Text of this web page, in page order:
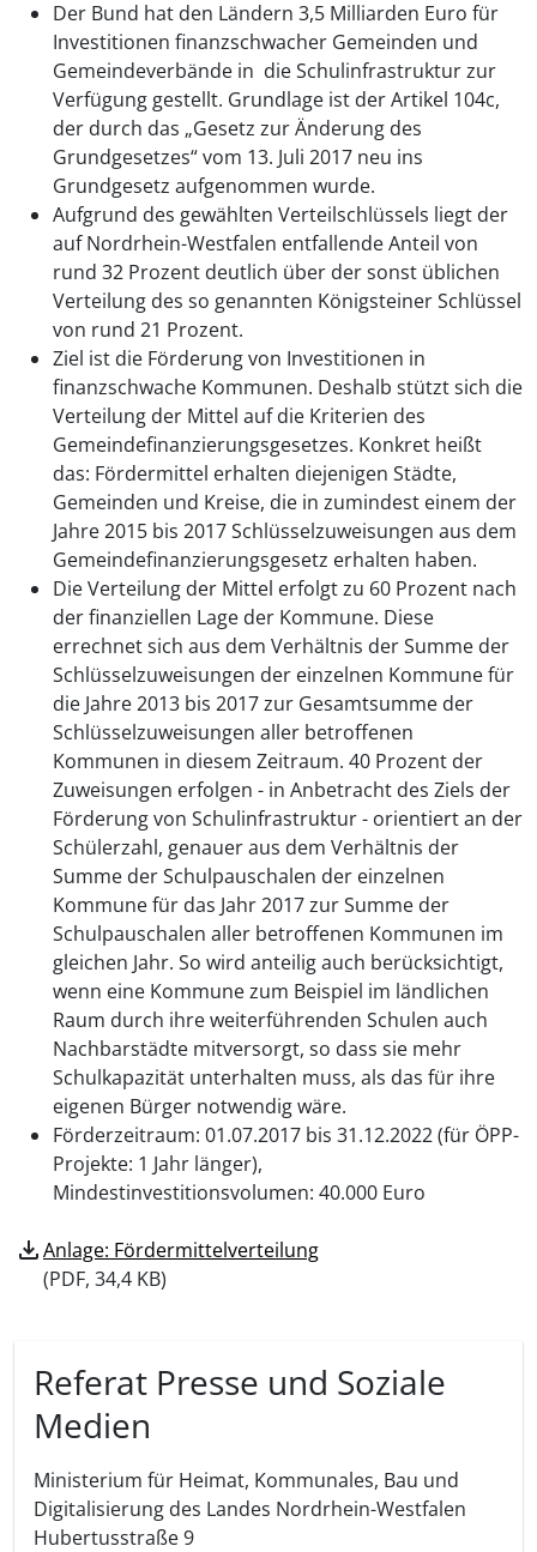
Der Bund hat den Ländern 3,5 Milliarden Euro für
Investitionen finanzschwacher Gemeinden und
Gemeindeverbände in die Schulinfrastruktur zur
Verfügung gestellt. Grundlage ist der Artikel 104c,
der durch das „Gesetz zur Änderung des
Grundgesetzes“ vom 13. Juli 2017 neu ins
Grundgesetz aufgenommen wurde.
Aufgrund des gewählten Verteilschlüssels liegt der
auf Nordrhein-Westfalen entfallende Anteil von
rund 32 Prozent deutlich über der sonst üblichen
Verteilung des so genannten Königsteiner Schlüssel
von rund 21 Prozent.
Ziel ist die Förderung von Investitionen in
finanzschwache Kommunen. Deshalb stützt sich die
Verteilung der Mittel auf die Kriterien des
Gemeindefinanzierungsgesetzes. Konkret heißt
das: Fördermittel erhalten diejenigen Städte,
Gemeinden und Kreise, die in zumindest einem der
Jahre 2015 bis 2017 Schlüsselzuweisungen aus dem
Gemeindefinanzierungsgesetz erhalten haben.
Die Verteilung der Mittel erfolgt zu 60 Prozent nach
der finanziellen Lage der Kommune. Diese
errechnet sich aus dem Verhältnis der Summe der
Schlüsselzuweisungen der einzelnen Kommune für
die Jahre 2013 bis 2017 zur Gesamtsumme der
Schlüsselzuweisungen aller betroffenen
Kommunen in diesem Zeitraum. 40 Prozent der
Zuweisungen erfolgen - in Anbetracht des Ziels der
Förderung von Schulinfrastruktur - orientiert an der
Schülerzahl, genauer aus dem Verhältnis der
Summe der Schulpauschalen der einzelnen
Kommune für das Jahr 2017 zur Summe der
Schulpauschalen aller betroffenen Kommunen im
gleichen Jahr. So wird anteilig auch berücksichtigt,
wenn eine Kommune zum Beispiel im ländlichen
Raum durch ihre weiterführenden Schulen auch
Nachbarstädte mitversorgt, so dass sie mehr
Schulkapazität unterhalten muss, als das für ihre
eigenen Bürger notwendig wäre.
Förderzeitraum: 01.07.2017 bis 31.12.2022 (für ÖPP-
Projekte: 1 Jahr länger),
Mindestinvestitionsvolumen: 40.000 Euro
downloadAnlage: Fördermittelverteilung
(PDF, 34,4 KB)
Referat Presse und Soziale
Medien
Ministerium für Heimat, Kommunales, Bau und
Digitalisierung des Landes Nordrhein-Westfalen
Hubertusstraße 9